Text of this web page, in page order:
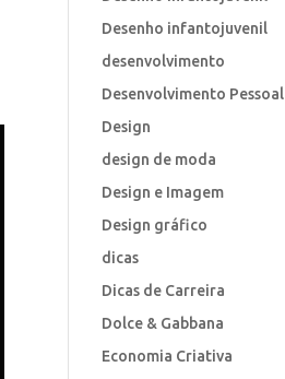
Desenho infantojuvenil
desenvolvimento
Desenvolvimento Pessoal
Design
design de moda
Design e Imagem
Design gráfico
dicas
Dicas de Carreira
Dolce & Gabbana
Economia Criativa